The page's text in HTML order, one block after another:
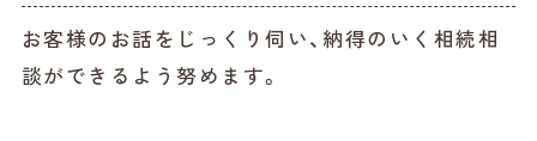
お客様のお話をじっくり伺い、納得のいく相続相
談ができるよう努めます。